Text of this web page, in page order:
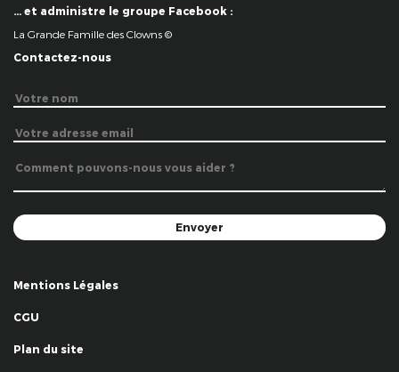
… et administre le groupe Facebook :
La Grande Famille des Clowns ©
Contactez-nous
Mentions Légales
CGU
Plan du site